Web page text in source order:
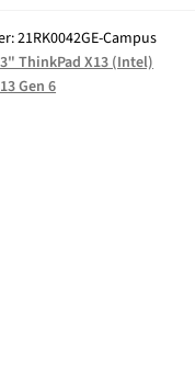
21RK0042GE-Campus
ThinkPad X13 (Intel)
Gen 6